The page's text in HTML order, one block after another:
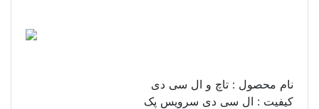
نام محصول : تاچ و ال سی دی
کیفیت : ال سی دی سرویس پک